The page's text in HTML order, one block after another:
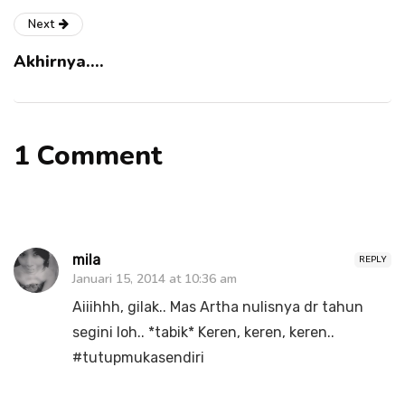
Next
Akhirnya….
1 Comment
REPLY
mila
Januari 15, 2014 at 10:36 am
Aiiihhh, gilak.. Mas Artha nulisnya dr tahun
segini loh.. *tabik* Keren, keren, keren..
#tutupmukasendiri